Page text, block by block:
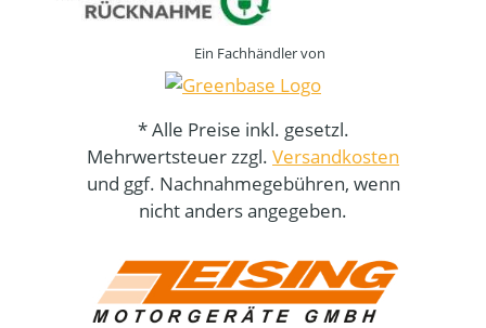
Ein Fachhändler von
* Alle Preise inkl. gesetzl.
Mehrwertsteuer zzgl. Versandkosten
und ggf. Nachnahmegebühren, wenn
nicht anders angegeben.